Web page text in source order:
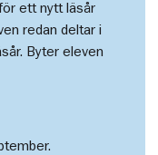
ett nytt läsår
redan deltar i
Byter eleven